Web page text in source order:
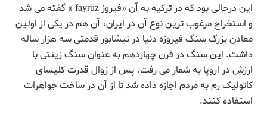
این درحالی بود که در ترکیه به آن «فیروز fayruz » گفته می شد
و استخراج مرغوب ترین نوع آن در ایران، آن هم در یکی از اولین
معادن بزرگ سنگ فیروزه دنیا در نیشابور قدمتی سه هزار ساله
داشت. این سنگ در قرن چهاردهم به عنوان سنگ زینتی با
ارزش در اروپا به شمار می رفت. پس از زوال قدرت کلیسای
کاتولیک رم به مردم اجازه داده شد تا از آن در ساخت جواهرات
استفاده کنند.